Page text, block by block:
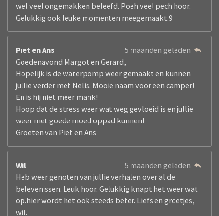
wel veel ongemakken beleefd. Poeh veel pech hoor.
Gelukkig ook leuke momenten meegemaakt.9
Piet en Ans
5 maanden geleden
Goedenavond Margot en Gerard,
Hopelijk is de waterpomp weer gemaakt en kunnen
jullie verder met Nelis. Mooie naam voor een camper!
En is hij niet meer mank!
Hoop dat de stress weer wat weg gevloeid is en jullie
weer met goede moed oppad kunnen!
Groeten van Piet en Ans
Wil
5 maanden geleden
Heb weer genoten van jullie verhalen over al de
belevenissen. Leuk hoor. Gelukkig knapt het weer wat
op.hier wordt het ook steeds beter. Liefs en groetjes,
wil.